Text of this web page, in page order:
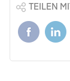
TEILEN